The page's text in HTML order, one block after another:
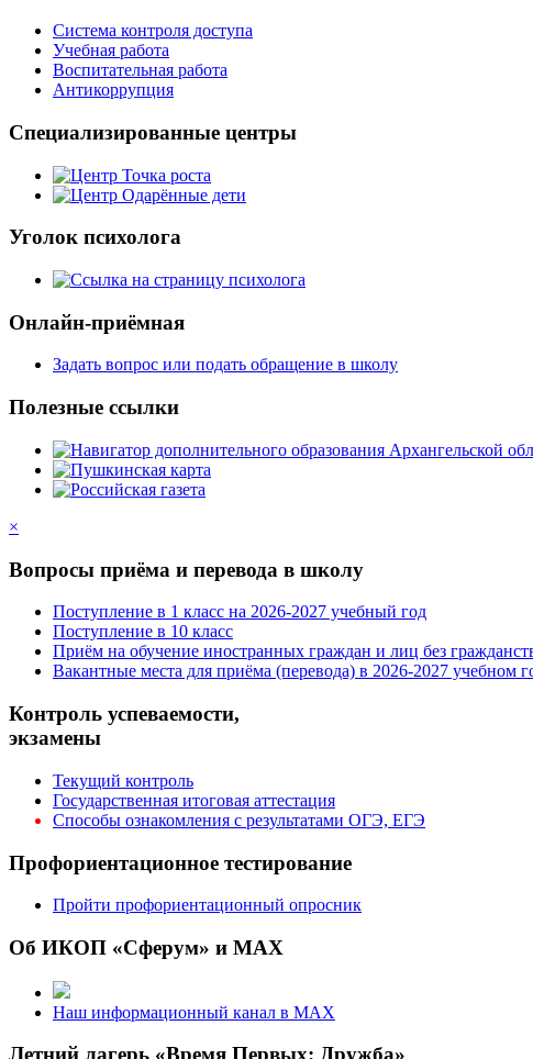
Система контроля доступа
Учебная работа
Воспитательная работа
Антикоррупция
Специализированные центры
Уголок психолога
Онлайн-приёмная
Задать вопрос или подать обращение в школу
Полезные ссылки
×
Вопросы приёма и перевода в школу
Поступление в 1 класс на 2026-2027 учебный год
Поступление в 10 класс
Приём на обучение иностранных граждан и лиц без
Вакантные места для приёма (перевода) в 2026-2027 учебном
Контроль успеваемости,
экзамены
Текущий контроль
Государственная итоговая аттестация
Способы ознакомления с результатами ОГЭ, ЕГЭ
Профориентационное тестирование
Пройти профориентационный опросник
Об ИКОП «Сферум» и MAX
Наш информационный канал в MAX